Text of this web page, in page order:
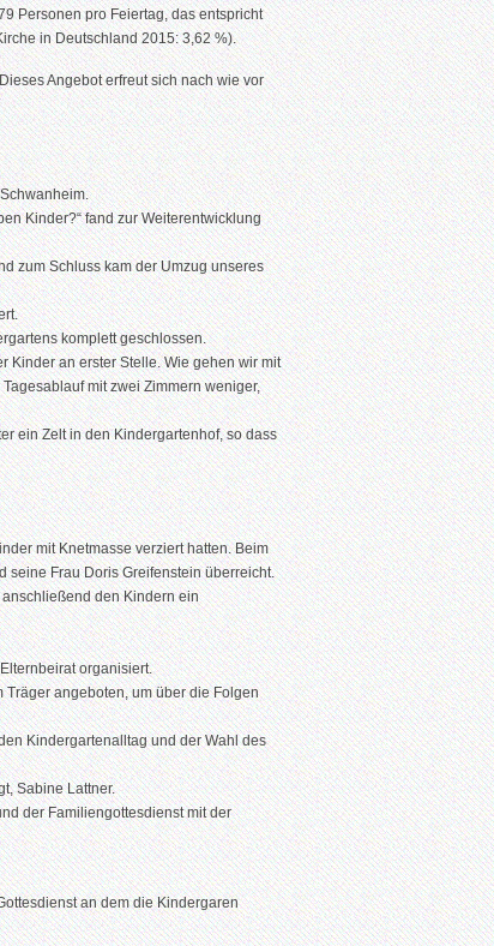
Personen pro Feiertag, das entspricht
in Deutschland 2015: 3,62 %).
Angebot erfreut sich nach wie vor
Kinder?“ fand zur Weiterentwicklung
zum Schluss kam der Umzug unseres
komplett geschlossen.
Kinder an erster Stelle. Wie gehen wir mit
mit zwei Zimmern weniger,
ein Zelt in den Kindergartenhof, so dass
mit Knetmasse verziert hatten. Beim
seine Frau Doris Greifenstein überreicht.
den Kindern ein
organisiert.
angeboten, um über die Folgen
Kindergartenalltag und der Wahl des
Sabine Lattner.
der Familiengottesdienst mit der
an dem die Kindergaren